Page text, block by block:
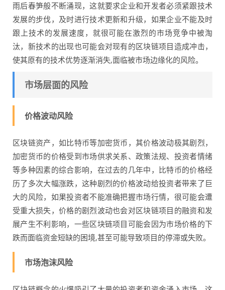
雨后春笋般不断涌现，这就要求企业和开发者必须紧跟技术
发展的步伐，及时进行技术更新和升级，如果企业不能及时
跟上技术的发展速度，就很可能在激烈的市场竞争中被淘
汰，新技术的出现也可能会对现有的区块链项目造成冲击，
使其原有的技术优势逐渐消失,面临被市场边缘化的风险。
市场层面的风险
价格波动风险
区块链资产，如比特币等加密货币，其价格波动极其剧烈，
加密货币的价格受到市场供求关系、政策法规、投资者情绪
等多种因素的综合影响，在过去的几年中，比特币的价格经
历了多次大幅涨跌，这种剧烈的价格波动给投资者带来了巨
大的风险，如果投资者不能准确把握市场行情，很可能会遭
受重大损失，价格的剧烈波动也会对区块链项目的融资和发
展产生不利影响，一些区块链项目可能会因为市场价格的下
跌而面临资金短缺的困境,甚至可能导致项目的停滞或失败。
市场泡沫风险